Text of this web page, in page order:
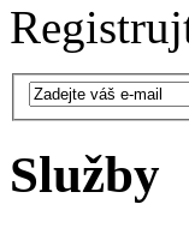
Služby